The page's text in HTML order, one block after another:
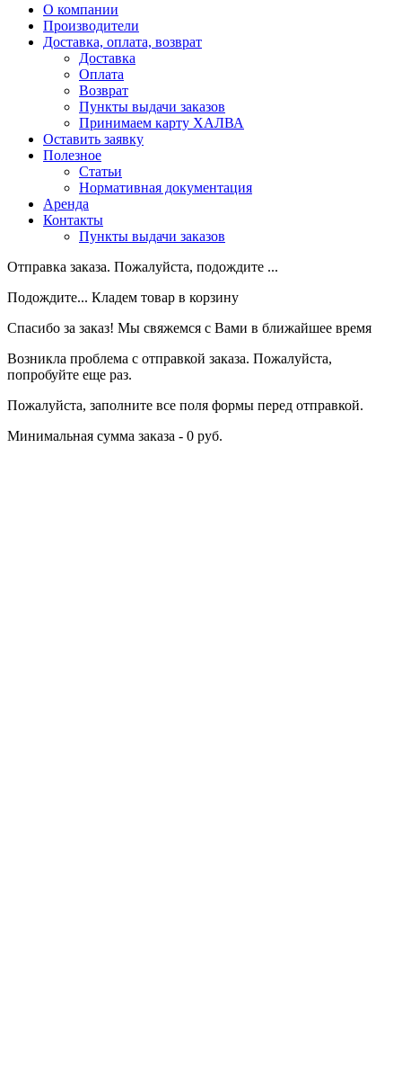
О компании
Производители
Доставка, оплата, возврат
Доставка
Оплата
Возврат
Пункты выдачи заказов
Принимаем карту ХАЛВА
Оставить заявку
Полезное
Статьи
Нормативная документация
Аренда
Контакты
Пункты выдачи заказов
Отправка заказа. Пожалуйста, подождите ...
Подождите... Кладем товар в корзину
Спасибо за заказ! Мы свяжемся с Вами в ближайшее время
Возникла проблема с отправкой заказа. Пожалуйста,
попробуйте еще раз.
Пожалуйста, заполните все поля формы перед отправкой.
Минимальная сумма заказа - 0 руб.